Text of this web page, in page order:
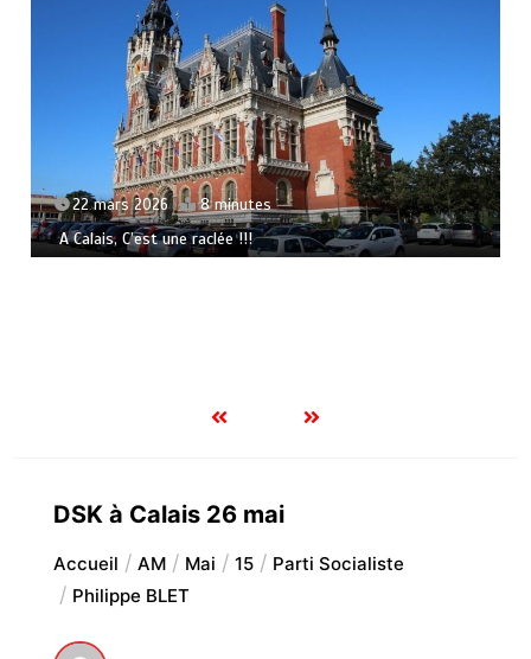
22 mars 2026 8 minutes
A Calais, C’est une raclée !!!
DSK à Calais 26 mai
Accueil AM Mai 15
Parti Socialiste
Philippe BLET